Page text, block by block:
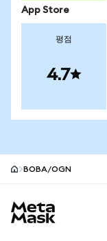
App Store
평점
4.7
BOBA/OGN